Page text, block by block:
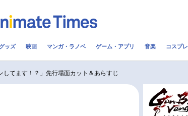
配信・Vtuber
グッズ 映画 マンガ・ラノベ ゲーム・アプリ 音楽 コスプレ
してます！？」先行場面カット＆あらすじ